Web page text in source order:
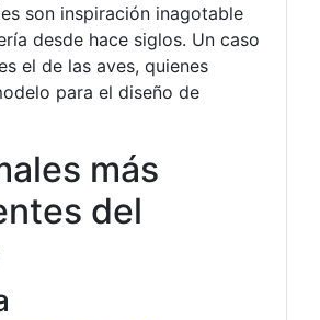
son inspiración inagotable
desde hace siglos. Un caso
el de las aves, quienes
para el diseño de
más
del